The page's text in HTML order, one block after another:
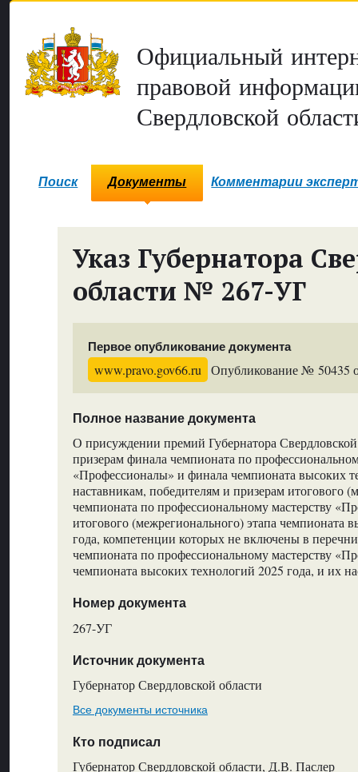
Официальный
правовой
Свердловской
Поиск Документы Комментарии
Указ Губернатора
области № 267-УГ
Первое опубликование документа
www.pravo.gov66.ru Опубликование № 50435
Полное название документа
О присуждении премий Губернатора
призерам финала чемпионата по
«Профессионалы» и финала чемпионата высоких
наставникам, победителям и призерам итогового
чемпионата по профессиональному мастерству
итогового (межрегионального) этапа чемпионата
года, компетенции которых не включены в
чемпионата по профессиональному мастерству
чемпионата высоких технологий 2025 года, и их
Номер документа
267-УГ
Источник документа
Губернатор Свердловской области
Все документы источника
Кто подписал
Губернатор Свердловской области, Д.В. Паслер